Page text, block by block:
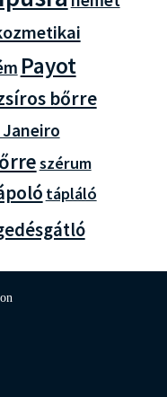
Payot
bőrre
Janeiro
szérum
tápláló